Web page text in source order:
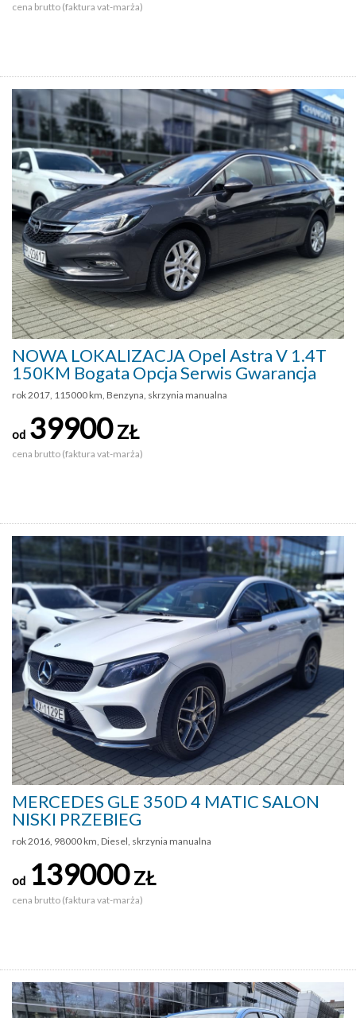
cena brutto (faktura vat-marża)
NOWA LOKALIZACJA Opel Astra V 1.4T
150KM Bogata Opcja Serwis Gwarancja
rok 2017, 115000 km, Benzyna, skrzynia manualna
od 39900ZŁ
cena brutto (faktura vat-marża)
MERCEDES GLE 350D 4 MATIC SALON
NISKI PRZEBIEG
rok 2016, 98000 km, Diesel, skrzynia manualna
od 139000ZŁ
cena brutto (faktura vat-marża)